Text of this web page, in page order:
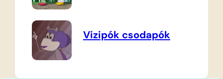
Vizipók csodapók